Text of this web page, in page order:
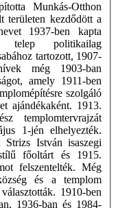
Munkás-Otthon
területen kezdődött a
1937-ben kapta
telep politikailag
tartozott, 1907-
még 1903-ban
amely 1911-ben
szolgáló
ajándékaként. 1913.
templomtervrajzát
1-jén elhelyezték.
István isaszegi
főoltárt és 1915.
felszentelték. Még
és a templom
1910-ben
1936-ban és 1984-